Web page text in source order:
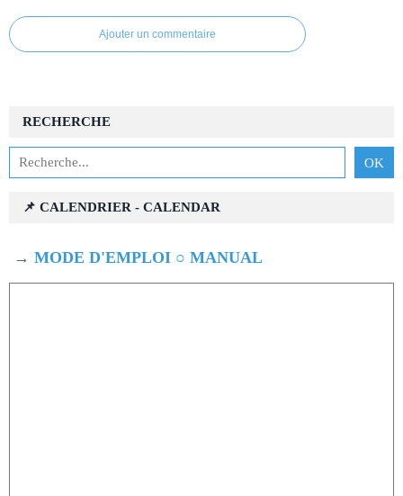
Ajouter un commentaire
RECHERCHE
📌 CALENDRIER - CALENDAR
→ MODE D'EMPLOI ○ MANUAL